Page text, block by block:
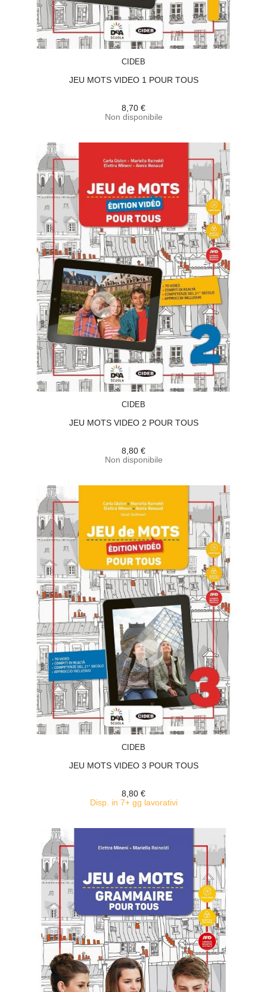
CIDEB
JEU MOTS VIDEO 1 POUR TOUS
8,70 €
Non disponibile
CIDEB
JEU MOTS VIDEO 2 POUR TOUS
8,80 €
Non disponibile
CIDEB
JEU MOTS VIDEO 3 POUR TOUS
8,80 €
Disp. in 7+ gg lavorativi